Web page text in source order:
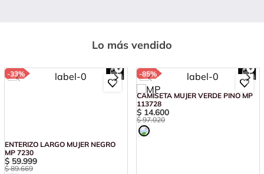
Lo más vendido
-33%
Vendido por:
-85%
CAMISETA MUJER VERDE PINO MP
113728
$ 14.600
$ 97.020